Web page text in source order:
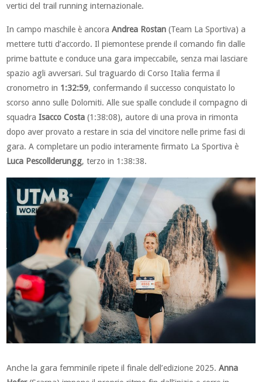
vertici del trail running internazionale.
In campo maschile è ancoraAndrea Rostan (Team La Sportiva) a
mettere tutti d’accordo. Il piemontese prende il comando fin dalle
prime battute e conduce una gara impeccabile, senza mai lasciare
spazio agli avversari. Sul traguardo di Corso Italia ferma il
cronometro in 1:32:59, confermando il successo conquistato lo
scorso anno sulle Dolomiti. Alle sue spalle conclude il compagno di
squadraIsacco Costa(1:38:08), autore di una prova in rimonta
dopo aver provato a restare in scia del vincitore nelle prime fasi di
gara. A completare un podio interamente firmato La Sportiva è
Luca Pescollderungg, terzo in 1:38:38.
Anche la gara femminile ripete il finale dell’edizione 2025.Anna